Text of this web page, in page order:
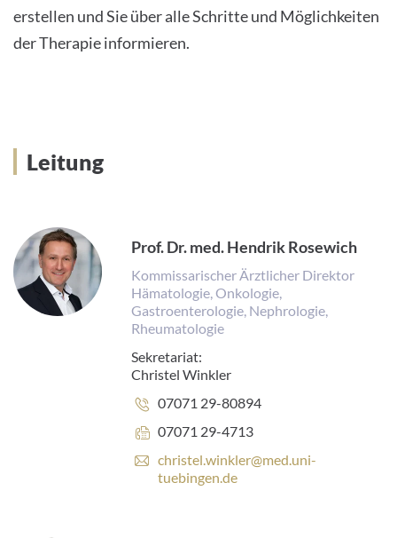
erstellen und Sie über alle Schritte und Möglichkeiten
der Therapie informieren.
Leitung
Prof. Dr. med. Hendrik Rosewich
Kommissarischer Ärztlicher Direktor
Hämatologie, Onkologie,
Gastroenterologie, Nephrologie,
Rheumatologie
Sekretariat:
Christel Winkler
Telefonnummer:
07071 29-80894
Faxnummer:
07071 29-4713
E
-
christel.winkler@med.uni-
tuebingen.de